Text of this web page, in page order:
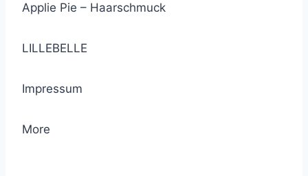
Applie Pie – Haarschmuck
LILLEBELLE
Impressum
More